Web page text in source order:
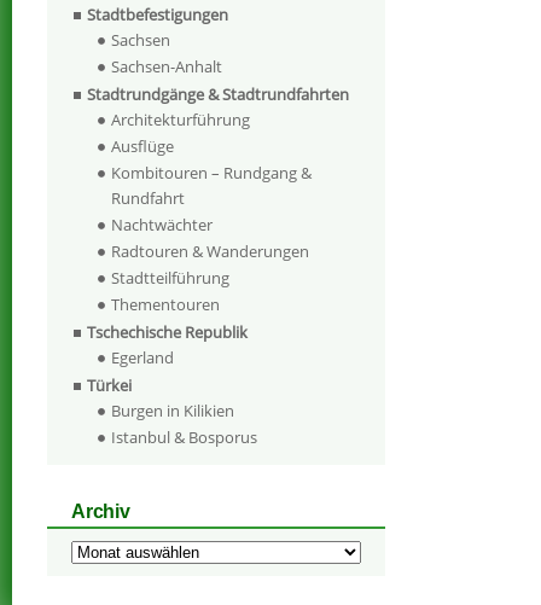
Stadtbefestigungen
Sachsen
Sachsen-Anhalt
Stadtrundgänge & Stadtrundfahrten
Architekturführung
Ausflüge
Kombitouren – Rundgang &
Rundfahrt
Nachtwächter
Radtouren & Wanderungen
Stadtteilführung
Thementouren
Tschechische Republik
Egerland
Türkei
Burgen in Kilikien
Istanbul & Bosporus
Archiv
Archiv